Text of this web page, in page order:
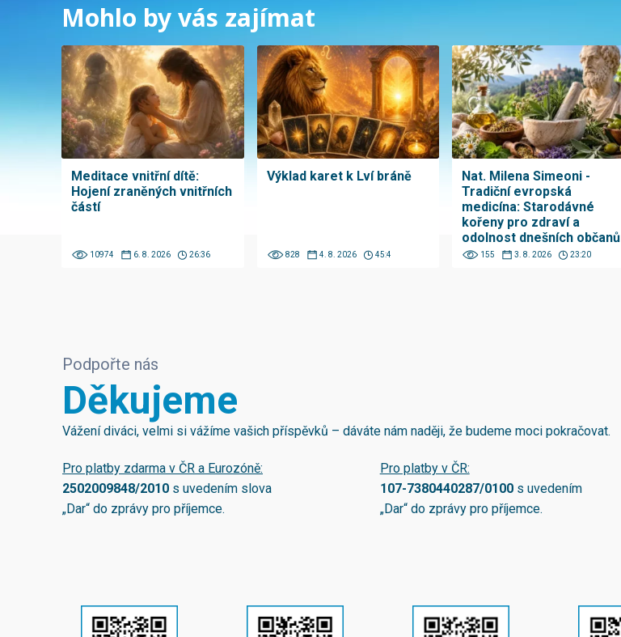
Mohlo by vás zajímat
Meditace vnitřní dítě:
Hojení zraněných vnitřních
částí
10974 6. 8. 2026 26:36
Výklad karet k Lví bráně
828 4. 8. 2026 45:4
Nat. Milena Simeoni -
Tradiční evropská
medicína: Starodávné
kořeny pro zdraví a
odolnost dnešních občanů
155 3. 8. 2026 23:20
Podpořte nás
Děkujeme
Vážení diváci, velmi si vážíme vašich příspěvků – dáváte nám naději, že budeme moci pokračovat.
Pro platby zdarma v ČR a Eurozóně:
2502009848/2010 s uvedením slova
„Dar“ do zprávy pro příjemce.
Pro platby v ČR:
107-7380440287/0100s uvedením
„Dar“ do zprávy pro příjemce.